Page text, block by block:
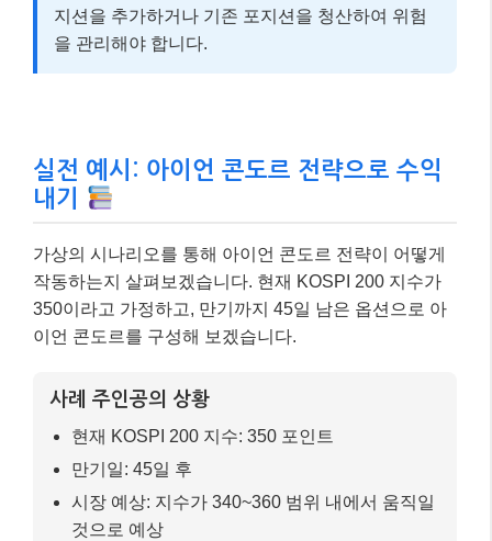
지션을 추가하거나 기존 포지션을 청산하여 위험
을 관리해야 합니다.
실전 예시: 아이언 콘도르 전략으로 수익
내기
가상의 시나리오를 통해 아이언 콘도르 전략이 어떻게
작동하는지 살펴보겠습니다. 현재 KOSPI 200 지수가
350이라고 가정하고, 만기까지 45일 남은 옵션으로 아
이언 콘도르를 구성해 보겠습니다.
사례 주인공의 상황
현재 KOSPI 200 지수: 350 포인트
만기일: 45일 후
시장 예상: 지수가 340~360 범위 내에서 움직일
것으로 예상